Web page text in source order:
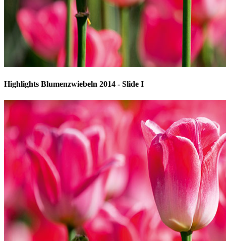
Highlights Blumenzwiebeln 2014 - Slide I